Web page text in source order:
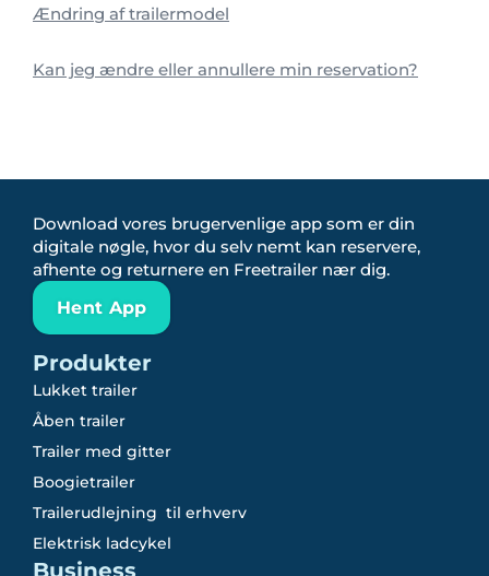
Ændring af trailermodel
Kan jeg ændre eller annullere min reservation?
Download vores brugervenlige app som er din
digitale nøgle, hvor du selv nemt kan reservere,
afhente og returnere en Freetrailer nær dig.
Hent App
Produkter
Lukket trailer
Åben trailer
Trailer med gitter
Boogietrailer
Trailerudlejning til erhverv
Elektrisk ladcykel
Business